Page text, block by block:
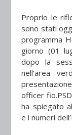
Proprio le
sono stati
programma
giorno (01
dopo la
nell’area
officer
ha spiegato
e i numeri